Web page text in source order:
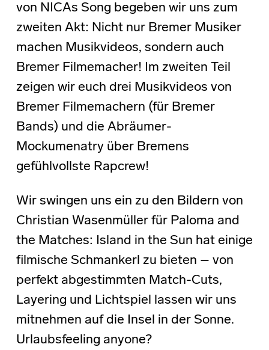
von NICAs Song begeben wir uns zum
zweiten Akt: Nicht nur Bremer Musiker
machen Musikvideos, sondern auch
Bremer Filmemacher! Im zweiten Teil
zeigen wir euch drei Musikvideos von
Bremer Filmemachern (für Bremer
Bands) und die Abräumer-
Mockumenatry über Bremens
gefühlvollste Rapcrew!
Wir swingen uns ein zu den Bildern von
Christian Wasenmüller für Paloma and
the Matches: Island in the Sun hat einige
filmische Schmankerl zu bieten – von
perfekt abgestimmten Match-Cuts,
Layering und Lichtspiel lassen wir uns
mitnehmen auf die Insel in der Sonne.
Urlaubsfeeling anyone?